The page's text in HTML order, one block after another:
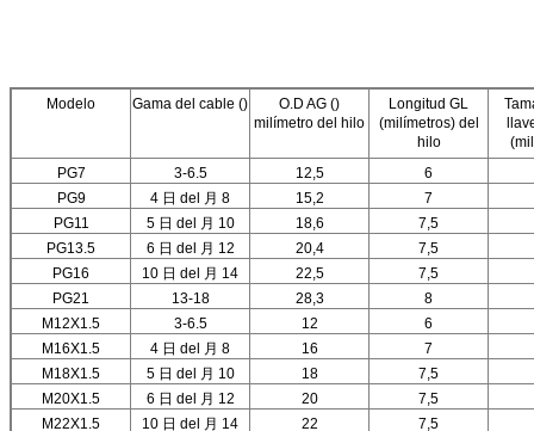
Modelo Gama del cable ()
O.D AG ()
milímetro del hilo
Longitud GL
(milímetros) del
hilo
PG7
3-6.5 12,5
6
PG9
4 日 del 月 8 15,2
7
PG11
5 日 del 月 10 18,6
7,5
PG13.5
6 日 del 月 12 20,4
7,5
PG16
10 日 del 月 14 22,5
7,5
PG21
13-18 28,3
8
M12X1.5
3-6.5 12
6
M16X1.5
4 日 del 月 8 16
7
M18X1.5
5 日 del 月 10 18
7,5
M20X1.5
6 日 del 月 12 20
7,5
M22X1.5
10 日 del 月 14 22
7,5